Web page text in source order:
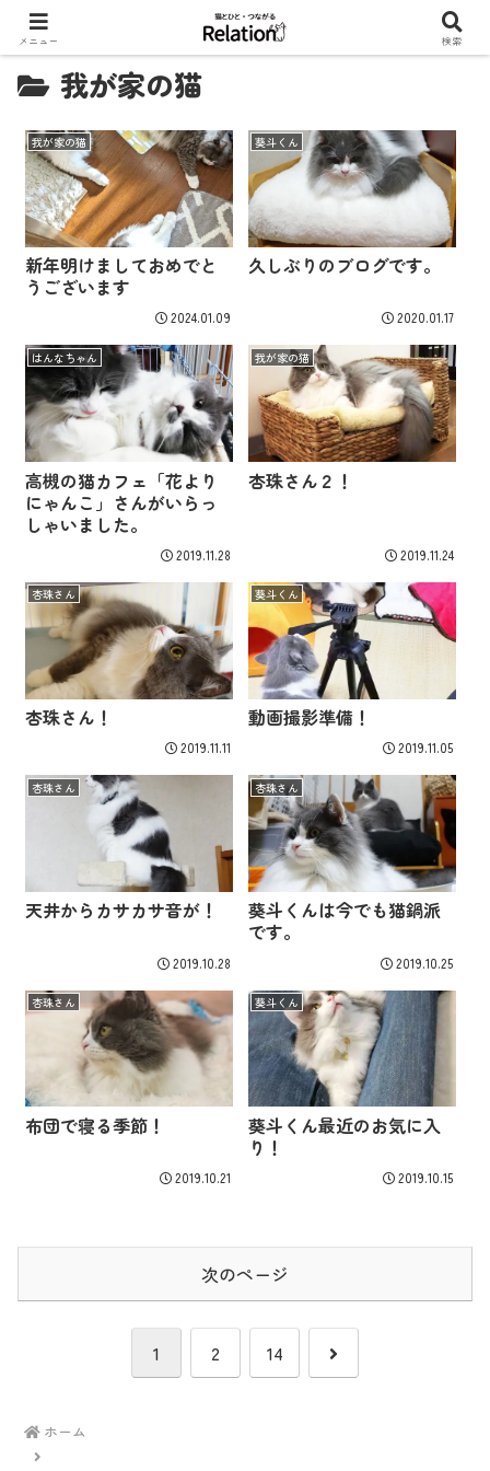
我が家の猫
我が家の猫
新年明けましておめでと
うございます
2024.01.09
葵斗くん
久しぶりのブログです。
2020.01.17
はんなちゃん
高槻の猫カフェ「花より
にゃんこ」さんがいらっ
しゃいました。
2019.11.28
我が家の猫
杏珠さん２！
2019.11.24
杏珠さん
杏珠さん！
2019.11.11
葵斗くん
動画撮影準備！
2019.11.05
杏珠さん
天井からカサカサ音が！
2019.10.28
杏珠さん
葵斗くんは今でも猫鍋派
です。
2019.10.25
杏珠さん
布団で寝る季節！
2019.10.21
葵斗くん
葵斗くん最近のお気に入
り！
2019.10.15
次のページ
1 2 14
次
ホーム
メニュー 検索